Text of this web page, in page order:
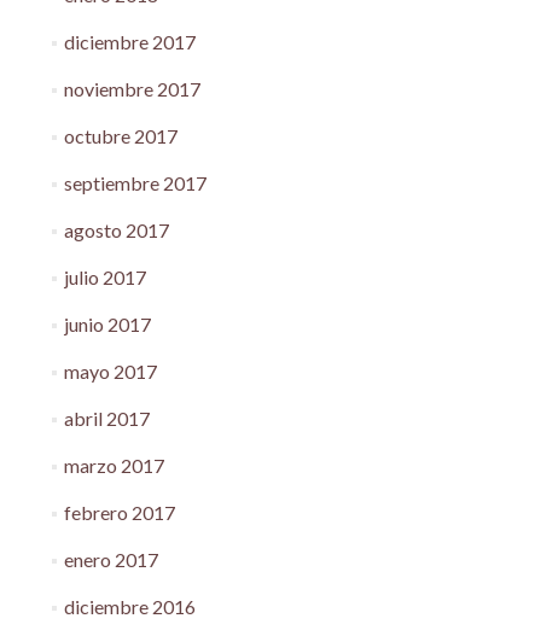
diciembre 2017
noviembre 2017
octubre 2017
septiembre 2017
agosto 2017
julio 2017
junio 2017
mayo 2017
abril 2017
marzo 2017
febrero 2017
enero 2017
diciembre 2016